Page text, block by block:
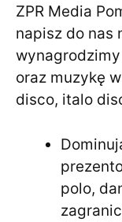
ZPR Media
napisz do nas
oraz muzykę
disco, italo
polo,